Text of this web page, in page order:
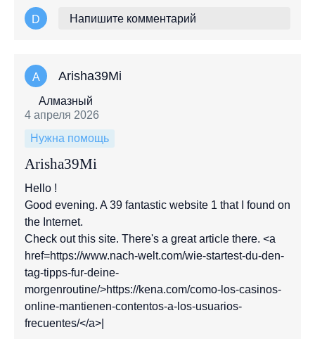
D Напишите комментарий
A Arisha39Mi
Алмазный
4 апреля 2026
Нужна помощь
Arisha39Mi
Hello !
Good evening. A 39 fantastic website 1 that I found on
the Internet.
Check out this site. There's a great article there. <a
href=https://www.nach-welt.com/wie-startest-du-den-
tag-tipps-fur-deine-
morgenroutine/>https://kena.com/como-los-casinos-
online-mantienen-contentos-a-los-usuarios-
frecuentes/</a>|